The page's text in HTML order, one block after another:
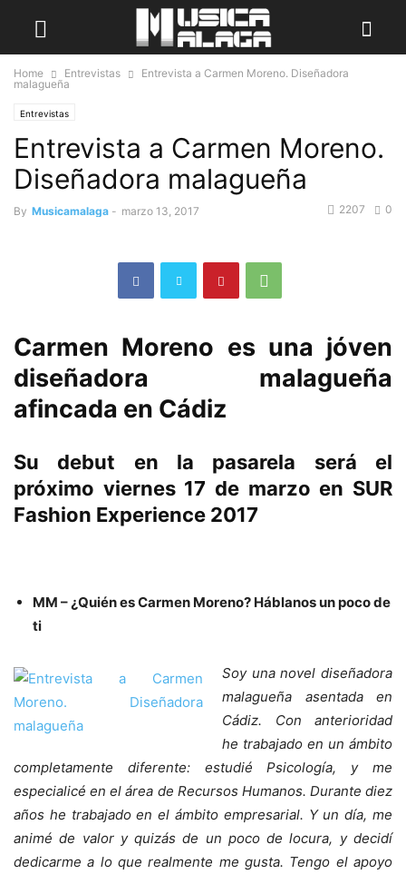
Home Entrevistas
Entrevista a Carmen Moreno. Diseñadora
malagueña
Entrevistas
Entrevista a Carmen Moreno.
Diseñadora malagueña
By Musicamalaga - marzo 13, 2017 0
2207
Carmen Moreno es una jóven
diseñadora malagueña
afincada en Cádiz
Su debut en la pasarela será el
próximo viernes 17 de marzo en SUR
Fashion Experience 2017
MM – ¿Quién es Carmen Moreno? Háblanos un poco de
ti
Soy una novel diseñadora
malagueña asentada en
Cádiz. Con anterioridad
he trabajado en un ámbito
completamente diferente: estudié Psicología, y me
especialicé en el área de Recursos Humanos. Durante diez
años he trabajado en el ámbito empresarial. Y un día, me
animé de valor y quizás de un poco de locura, y decidí
dedicarme a lo que realmente me gusta. Tengo el apoyo